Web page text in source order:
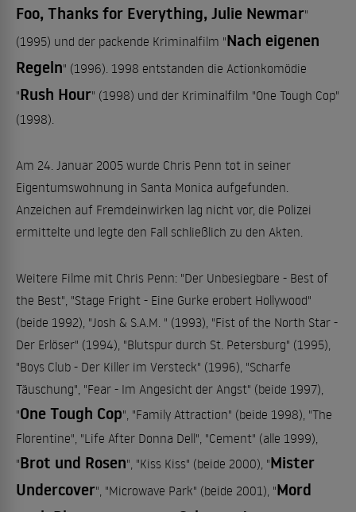
Foo, Thanks for Everything, Julie Newmar"
(1995) und der packende Kriminalfilm "Nach eigenen
Regeln" (1996). 1998 entstanden die Actionkomödie
"Rush Hour" (1998) und der Kriminalfilm "One Tough Cop"
(1998).
Am 24. Januar 2005 wurde Chris Penn tot in seiner
Eigentumswohnung in Santa Monica aufgefunden.
Anzeichen auf Fremdeinwirken lag nicht vor, die Polizei
ermittelte und legte den Fall schließlich zu den Akten.
Weitere Filme mit Chris Penn: "Der Unbesiegbare - Best of
the Best", "Stage Fright - Eine Gurke erobert Hollywood"
(beide 1992), "Josh & S.A.M. " (1993), "Fist of the North Star -
Der Erlöser" (1994), "Blutspur durch St. Petersburg" (1995),
"Boys Club - Der Killer im Versteck" (1996), "Scharfe
Täuschung", "Fear - Im Angesicht der Angst" (beide 1997),
"One Tough Cop", "Family Attraction" (beide 1998), "The
Florentine", "Life After Donna Dell", "Cement" (alle 1999),
"Brot und Rosen", "Kiss Kiss" (beide 2000), "Mister
Undercover", "Microwave Park" (beide 2001), "Mord